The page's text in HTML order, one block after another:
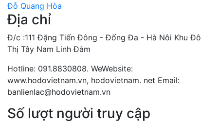
Đỗ Quang Hòa
Địa chỉ
Đ/c :111 Đặng Tiến Đông - Đống Đa - Hà Nôi Khu Đô
Thị Tây Nam Linh Đàm
Hotline: 091.8830808. WeWebsite:
www.hodovietnam.vn, hodovietnam. net Email:
banlienlac@hodovietnam.vn
Số lượt người truy cập